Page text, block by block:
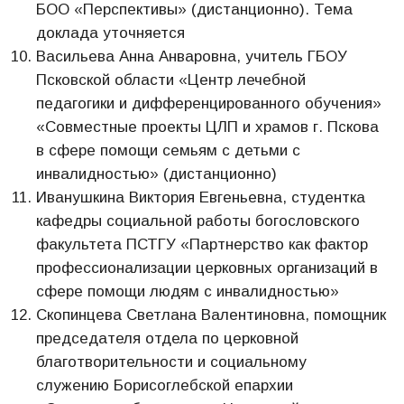
БОО «Перспективы» (дистанционно). Тема
доклада уточняется
Васильева Анна Анваровна, учитель ГБОУ
Псковской области «Центр лечебной
педагогики и дифференцированного обучения»
«Совместные проекты ЦЛП и храмов г. Пскова
в сфере помощи семьям с детьми с
инвалидностью» (дистанционно)
Иванушкина Виктория Евгеньевна, студентка
кафедры социальной работы богословского
факультета ПСТГУ «Партнерство как фактор
профессионализации церковных организаций в
сфере помощи людям с инвалидностью»
Скопинцева Светлана Валентиновна, помощник
председателя отдела по церковной
благотворительности и социальному
служению Борисоглебской епархии